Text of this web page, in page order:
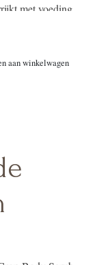
met voeding
aan winkelwagen